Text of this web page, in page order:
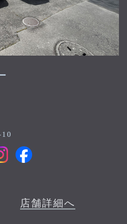
店舗詳細へ